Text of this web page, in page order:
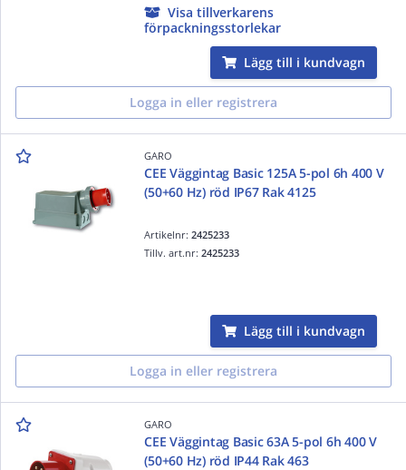
Visa tillverkarens
förpackningsstorlekar
Lägg till i kundvagn
Logga in eller registrera
GARO
CEE Väggintag Basic 125A 5-pol 6h 400 V
(50+60 Hz) röd IP67 Rak 4125
Artikelnr:2425233
Tillv. art.nr:2425233
Lägg till i kundvagn
Logga in eller registrera
GARO
CEE Väggintag Basic 63A 5-pol 6h 400 V
(50+60 Hz) röd IP44 Rak 463